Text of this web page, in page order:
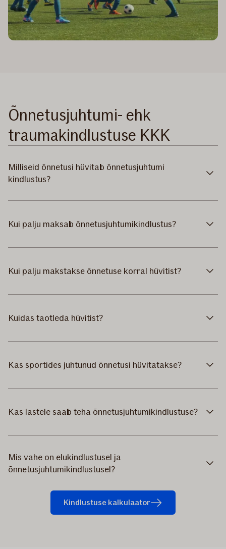
Õnnetusjuhtumi- ehk
traumakindlustuse KKK
Milliseid õnnetusi hüvitab õnnetusjuhtumi
kindlustus?
Kui palju maksab õnnetusjuhtumikindlustus?
Kui palju makstakse õnnetuse korral hüvitist?
Kuidas taotleda hüvitist?
Kas sportides juhtunud õnnetusi hüvitatakse?
Kas lastele saab teha õnnetusjuhtumikindlustuse?
Mis vahe on elukindlustusel ja
õnnetusjuhtumikindlustusel?
Kindlustuse kalkulaator